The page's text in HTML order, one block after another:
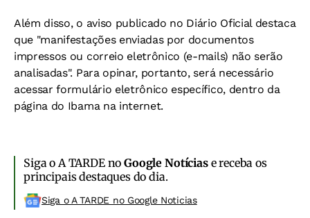
Além disso, o aviso publicado no Diário Oficial destaca
que "manifestações enviadas por documentos
impressos ou correio eletrônico (e-mails) não serão
analisadas". Para opinar, portanto, será necessário
acessar formulário eletrônico específico, dentro da
página do Ibama na internet.
Siga o A TARDE noGoogle Notíciase receba os
principais destaques do dia.
Siga o A TARDE no Google Noticias